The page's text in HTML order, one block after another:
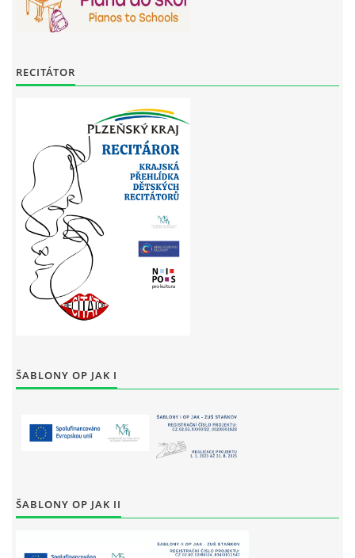
RECITÁTOR
ŠABLONY OP JAK I
ŠABLONY OP JAK II